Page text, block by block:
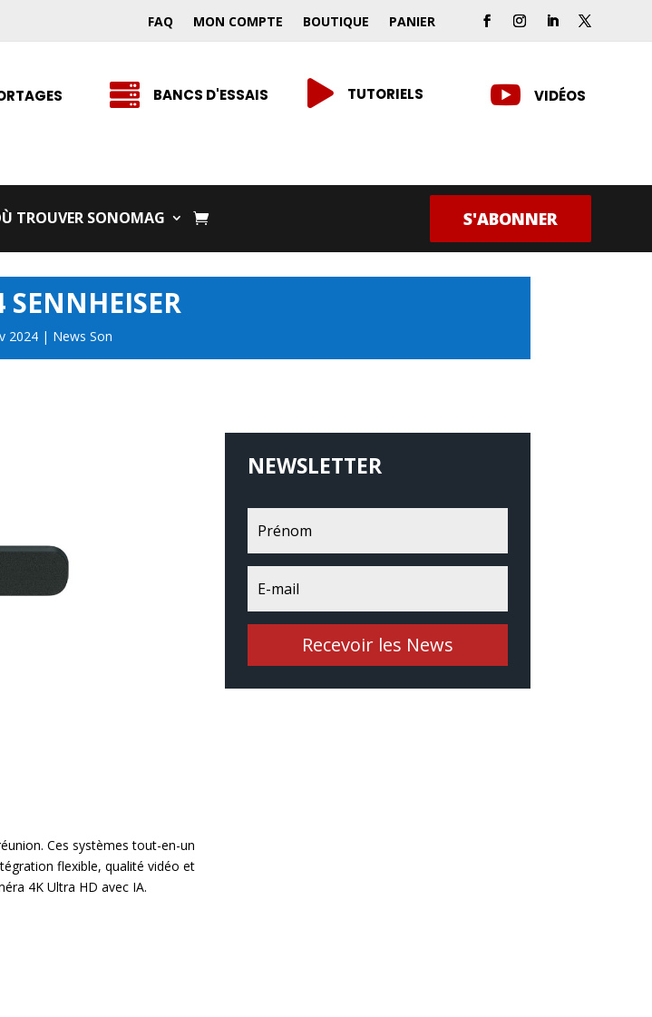
FAQ MON COMPTE BOUTIQUE PANIER
 BANCS D'ESSAIS  TUTORIELS  VIDÉOS
TROUVER SONOMAG S'ABONNER
SENNHEISER
2024| News Son
Ces systèmes tout-en-un
flexible, qualité vidéo et
4K Ultra HD avec IA.
NEWSLETTER
Recevoir les News